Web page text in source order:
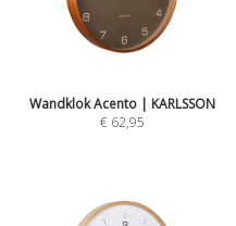
Wandklok Acento | KARLSSON
€ 62,95